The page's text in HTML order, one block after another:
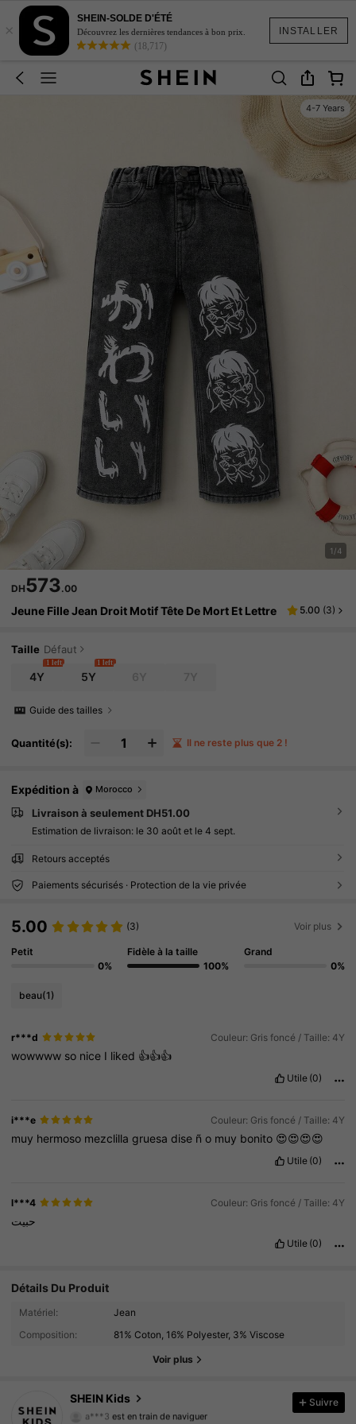
INSTALLER
×
SHEIN-SOLDE D'ÉTÉ
Découvrez les dernières tendances à bon prix.
(18,717)
4-7 Years
1/4
DH573.00
Jeune Fille Jean Droit Motif Tête De Mort Et Lettre 5.00 (3)
Taille Défaut
4Y
1 left
5Y
1 left
Guide des tailles
Quantité(s): Il ne reste plus que 2 !
Expédition à Morocco
Livraison à seulement DH51.00
Estimation de livraison: le 30 août et le 4 sept.
Retours acceptés
Paiements sécurisés · Protection de la vie privée
5.00 (3) Voir plus
Petit
0%
Fidèle à la taille
100%
Grand
0%
beau(1)
r***d Couleur: Gris foncé / Taille: 4Y
wowwww so nice I liked 👍👍👍
Utile (0)
i***e Couleur: Gris foncé / Taille: 4Y
muy hermoso mezclillagruesadise ño muy bonito 😍😍😍😍
Utile (0)
l***4 Couleur: Gris foncé / Taille: 4Y
حبيت
Utile (0)
Détails Du Produit
Matériel:
Jean
Composition:
81% Coton, 16% Polyester, 3% Viscose
Voir plus
SHEIN Kids
809K Suiveurs
4.94
809K Suiveurs
Suivre